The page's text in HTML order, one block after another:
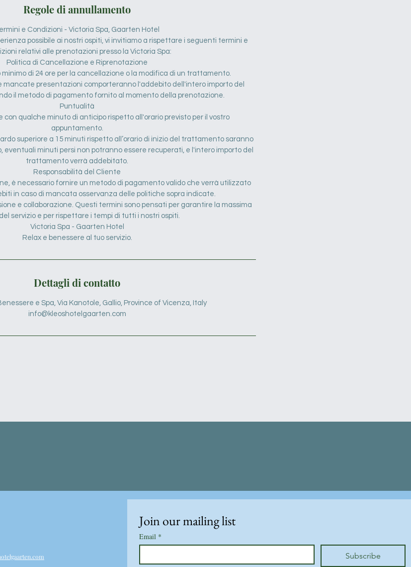
Regole di annullamento
e Condizioni - Victoria Spa, Gaarten Hotel
possibile ai nostri ospiti, vi invitiamo a rispettare i seguenti termini e
relativi alle prenotazioni presso la Victoria Spa:
Politica di Cancellazione e Riprenotazione
minimo di 24 ore per la cancellazione o la modifica di un trattamento.
mancate presentazioni comporteranno l'addebito dell'intero importo del
il metodo di pagamento fornito al momento della prenotazione.
Puntualità
con qualche minuto di anticipo rispetto all'orario previsto per il vostro
appuntamento.
superiore a 15 minuti rispetto all’orario di inizio del trattamento saranno
eventuali minuti persi non potranno essere recuperati, e l'intero importo del
trattamento verrà addebitato.
Responsabilità del Cliente
è necessario fornire un metodo di pagamento valido che verrà utilizzato
in caso di mancata osservanza delle politiche sopra indicate.
e collaborazione. Questi termini sono pensati per garantire la massima
servizio e per rispettare i tempi di tutti i nostri ospiti.
Victoria Spa - Gaarten Hotel
Relax e benessere al tuo servizio.
Dettagli di contatto
e Spa, Via Kanotole, Gallio, Province of Vicenza, Italy
info@kleoshotelgaarten.com
Join our mailing list
Email *
Subscribe